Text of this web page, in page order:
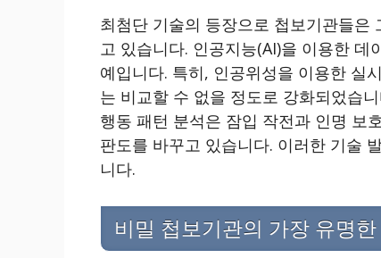
최첨단 기술의 등장으로 첩보기관들은
고 있습니다. 인공지능(AI)을 이용한
예입니다. 특히, 인공위성을 이용한 실
는 비교할 수 없을 정도로 강화되었습
행동 패턴 분석은 잠입 작전과 인명 보
판도를 바꾸고 있습니다. 이러한 기술
니다.
비밀 첩보기관의 가장 유명